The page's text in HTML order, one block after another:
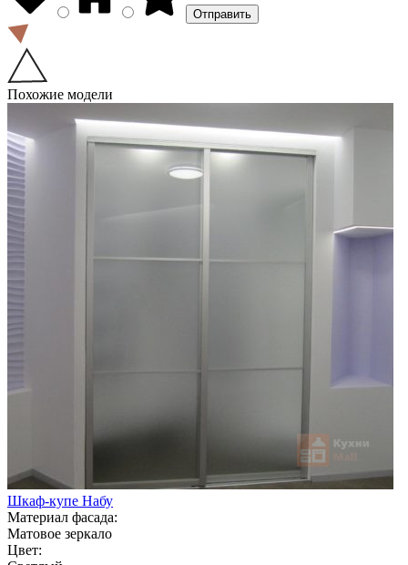
Похожие модели
Шкаф-купе Набу
Материал фасада:
Матовое зеркало
Цвет: